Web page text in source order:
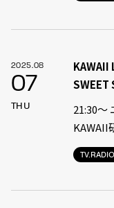
2025.08
07
THU
TV.RADIO
KAWAII
SWEET
21:30〜
KAWAII